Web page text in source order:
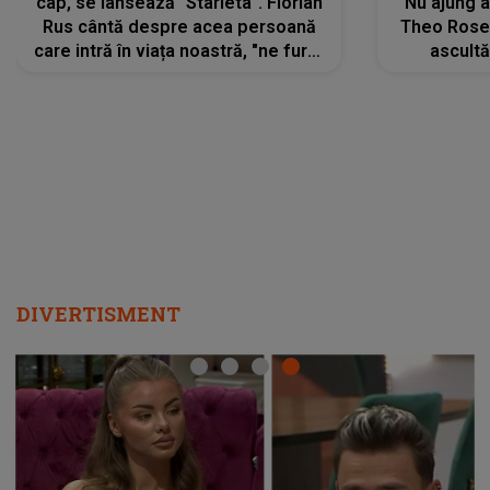
Rus cântă despre acea persoană
care intră în viața noastră, "ne fură"
Theo
DIVERTISMENT